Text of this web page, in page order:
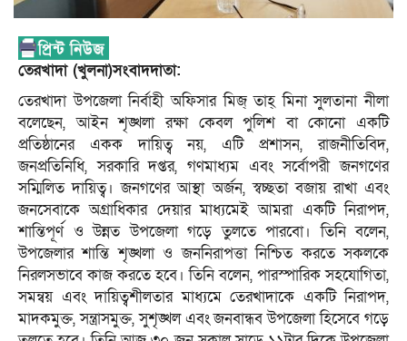
তেরখাদা (খুলনা)সংবাদদাতা:
তেরখাদা উপজেলা নির্বাহী অফিসার মিজ্ তাহ্ মিনা সুলতানা নীলা
বলেছেন, আইন শৃঙ্খলা রক্ষা কেবল পুলিশ বা কোনো একটি
প্রতিষ্ঠানের একক দায়িত্ব নয়, এটি প্রশাসন, রাজনীতিবিদ,
জনপ্রতিনিধি, সরকারি দপ্তর, গণমাধ্যম এবং সর্বোপরী জনগণের
সম্মিলিত দায়িত্ব। জনগণের আস্থা অর্জন, স্বচ্ছতা বজায় রাখা এবং
জনসেবাকে অগ্রাধিকার দেয়ার মাধ্যমেই আমরা একটি নিরাপদ,
শান্তিপূর্ণ ও উন্নত উপজেলা গড়ে তুলতে পারবো। তিনি বলেন,
উপজেলার শান্তি শৃঙ্খলা ও জননিরাপত্তা নিশ্চিত করতে সকলকে
নিরলসভাবে কাজ করতে হবে। তিনি বলেন, পারস্পারিক সহযোগিতা,
সমন্বয় এবং দায়িত্বশীলতার মাধ্যমে তেরখাদাকে একটি নিরাপদ,
মাদকমুক্ত, সন্ত্রাসমুক্ত, সুশৃঙ্খল এবং জনবান্ধব উপজেলা হিসেবে গড়ে